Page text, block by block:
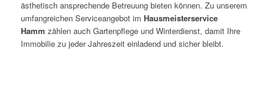
ästhetisch ansprechende Betreuung bieten können. Zu unserem
umfangreichen Serviceangebot im Hausmeisterservice
Hamm zählen auch Gartenpflege und Winterdienst, damit Ihre
Immobilie zu jeder Jahreszeit einladend und sicher bleibt.